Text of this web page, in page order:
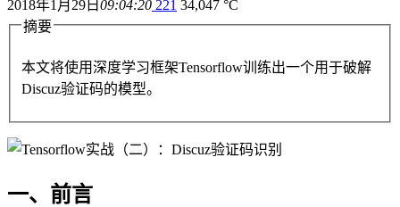
2018年1月29日 09:04:20 221 34,047 °C
摘要
本文将使用深度学习框架Tensorflow训练出一个用于破解
Discuz验证码的模型。
一、前言